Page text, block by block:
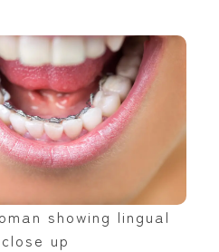
showing lingual
up